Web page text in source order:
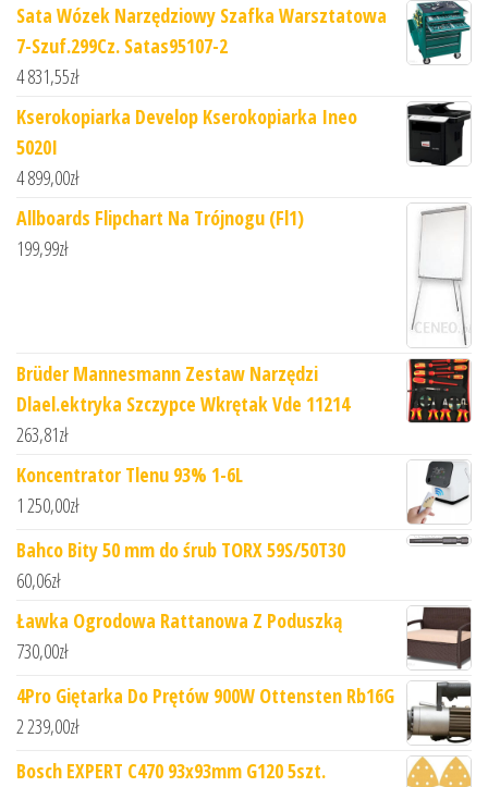
Sata Wózek Narzędziowy Szafka Warsztatowa
7-Szuf.299Cz. Satas95107-2
4 831,55zł
Kserokopiarka Develop Kserokopiarka Ineo
5020I
4 899,00zł
Allboards Flipchart Na Trójnogu (Fl1)
199,99zł
Brüder Mannesmann Zestaw Narzędzi
Dlael.ektryka Szczypce Wkrętak Vde 11214
263,81zł
Koncentrator Tlenu 93% 1-6L
1 250,00zł
Bahco Bity 50 mm do śrub TORX 59S/50T30
60,06zł
Ławka Ogrodowa Rattanowa Z Poduszką
730,00zł
4Pro Giętarka Do Prętów 900W Ottensten Rb16G
2 239,00zł
Bosch EXPERT C470 93x93mm G120 5szt.